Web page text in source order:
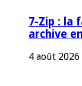
7-Zip : la
archive
4 août 2026